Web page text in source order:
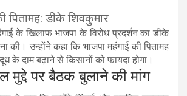
पितामह: डीके शिवकुमार
के खिलाफ भाजपा के विरोध प्रदर्शन का डीके
की। उन्होंने कहा कि भाजपा महंगाई की पितामह
के दाम बढ़ाने से किसानों को फायदा होगा।
मुद्दे पर बैठक बुलाने की मांग